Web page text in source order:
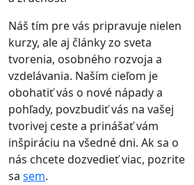
Náš tím pre vás pripravuje nielen
kurzy, ale aj články zo sveta
tvorenia, osobného rozvoja a
vzdelávania. Naším cieľom je
obohatiť vás o nové nápady a
pohľady, povzbudiť vás na vašej
tvorivej ceste a prinášať vám
inšpiráciu na všedné dni. Ak sa o
nás chcete dozvedieť viac, pozrite
sa sem.